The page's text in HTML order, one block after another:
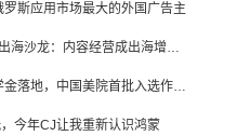
罗斯应用市场最大的外国广告主
2026 TikTok游戏出海沙龙：内容经营成出海增长新引擎
腾讯游戏百万奖学金落地，中国美院首批入选作品获业内关注
今年CJ让我重新认识鸿蒙